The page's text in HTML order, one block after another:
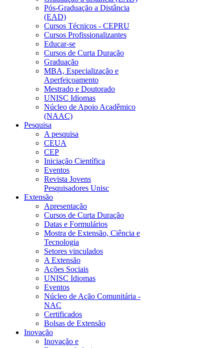
Pós-Graduação a Distância
(EAD)
Cursos Técnicos - CEPRU
Cursos Profissionalizantes
Educar-se
Cursos de Curta Duração
Graduação
MBA, Especialização e
Aperfeiçoamento
Mestrado e Doutorado
UNISC Idiomas
Núcleo de Apoio Acadêmico
(NAAC)
Pesquisa
A pesquisa
CEUA
CEP
Iniciação Científica
Eventos
Revista Jovens
Pesquisadores Unisc
Extensão
Apresentação
Cursos de Curta Duração
Datas e Formulários
Mostra de Extensão, Ciência e
Tecnologia
Setores vinculados
A Extensão
Ações Sociais
UNISC Idiomas
Eventos
Núcleo de Ação Comunitária -
NAC
Certificados
Bolsas de Extensão
Inovação
Inovação e